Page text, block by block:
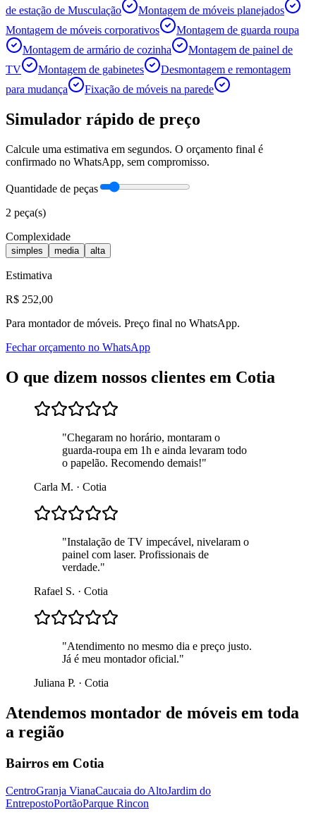
de estação de Musculação
Montagem de móveis planejados
Montagem de móveis corporativos
Montagem de guarda roupa
Montagem de armário de cozinha
Montagem de painel de
TV
Montagem de gabinetes
Desmontagem e remontagem
para mudança
Fixação de móveis na parede
Simulador rápido de preço
Calcule uma estimativa em segundos. O orçamento final é
confirmado no WhatsApp, sem compromisso.
Quantidade de peças
2 peça(s)
Complexidade
simples media alta
Estimativa
R$ 252,00
Para montador de móveis. Preço final no WhatsApp.
Fechar orçamento no WhatsApp
O que dizem nossos clientes em Cotia
"Chegaram no horário, montaram o
guarda-roupa em 1h e ainda levaram todo
o papelão. Recomendo demais!"
Carla M. · Cotia
"Instalação de TV impecável, nivelaram o
painel com laser. Profissionais de
verdade."
Rafael S. · Cotia
"Atendimento no mesmo dia e preço justo.
Já é meu montador oficial."
Juliana P. · Cotia
Atendemos montador de móveis em toda
a região
Bairros em Cotia
CentroGranja VianaCaucaia do AltoJardim do
EntrepostoPortãoParque Rincon